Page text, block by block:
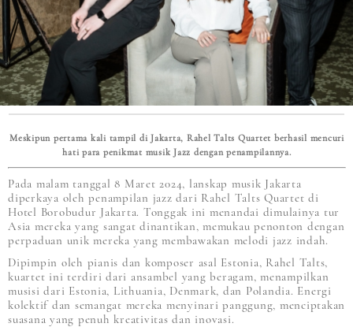
Meskipun pertama kali tampil di Jakarta, Rahel Talts Quartet berhasil mencuri
hati para penikmat musik Jazz dengan penampilannya.
Pada malam tanggal 8 Maret 2024, lanskap musik Jakarta
diperkaya oleh penampilan jazz dari Rahel Talts Quartet di
Hotel Borobudur Jakarta. Tonggak ini menandai dimulainya tur
Asia mereka yang sangat dinantikan, memukau penonton dengan
perpaduan unik mereka yang membawakan melodi jazz indah.
Dipimpin oleh pianis dan komposer asal Estonia, Rahel Talts,
kuartet ini terdiri dari ansambel yang beragam, menampilkan
musisi dari Estonia, Lithuania, Denmark, dan Polandia. Energi
kolektif dan semangat mereka menyinari panggung, menciptakan
suasana yang penuh kreativitas dan inovasi.